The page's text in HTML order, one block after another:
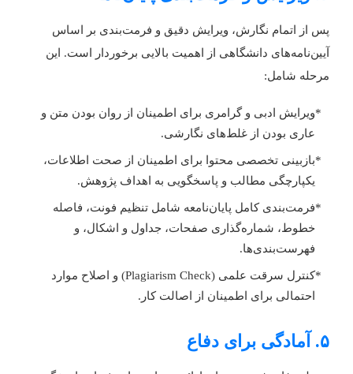
از اتمام نگارش، ویرایش دقیق و فرمت‌بندی بر اساس
دانشگاهی از اهمیت بالایی برخوردار است. این
شامل:
ویرایش ادبی و گرامری برای اطمینان از روان بودن متن و
عاری بودن از غلط‌های نگارشی.
بازبینی تخصصی محتوا برای اطمینان از صحت اطلاعات،
یکپارچگی مطالب و پاسخگویی به اهداف پژوهش.
فرمت‌بندی کامل پایان‌نامعه شامل تنظیم فونت، فاصله
خطوط، شماره‌گذاری صفحات، جداول و اشکال، و
فهرست‌بندی‌ها.
کنترل سرقت علمی (Plagiarism Check) و اصلاح موارد
احتمالی برای اطمینان از اصالت کار.